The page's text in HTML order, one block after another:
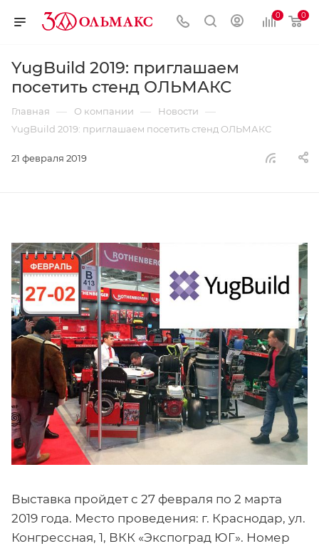
0 0
YugBuild 2019: приглашаем
посетить стенд ОЛЬМАКС
Главная — О компании — Новости —
YugBuild 2019: приглашаем посетить стенд ОЛЬМАКС
21 февраля 2019
Выставка пройдет с 27 февраля по 2 марта
2019 года. Место проведения: г. Краснодар, ул.
Конгрессная, 1, ВКК «Экспоград ЮГ». Номер